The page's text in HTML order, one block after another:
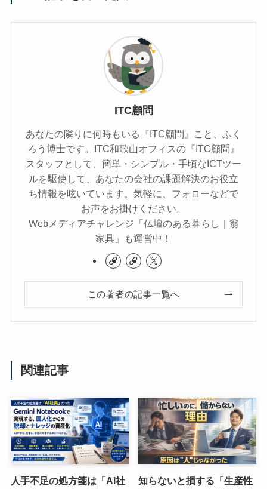
ITC顧問
あなたの隣りに何時もいる『ITC顧問』こと、ふく
ろう博士です。ITC和歌山オフィスの『ITC顧問』
スタッフとして、簡単・シンプル・手頃なICTツー
ルを駆使して、あなたの会社の課題解決のお役立
ち情報を呟いています。気軽に、フォローなどで
お声をお掛けください。
Webメディアチャレンジ「仏壇のある暮らし｜翁
家具」も運営中！
この著者の記事一覧へ
関連記事
人手不足の処方箋は「AI社
知らないと損する「生産性